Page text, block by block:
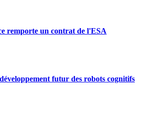
remporte un contrat de l'ESA
futur des robots cognitifs